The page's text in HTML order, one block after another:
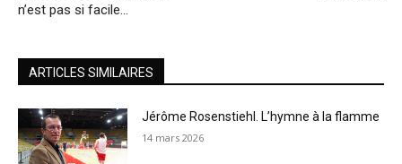
n’est pas si facile…
ARTICLES SIMILAIRES
Jérôme Rosenstiehl. L’hymne à la flamme
14 mars 2026